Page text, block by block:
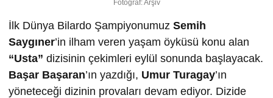
Fotoğraf: Arşiv
İlk Dünya Bilardo Şampiyonumuz Semih
Saygıner’in ilham veren yaşam öyküsü konu alan
“Usta” dizisinin çekimleri eylül sonunda başlayacak.
Başar Başaran’ın yazdığı, Umur Turagay’ın
yöneteceği dizinin provaları devam ediyor. Dizide